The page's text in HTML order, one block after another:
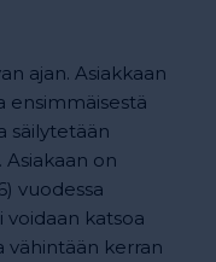
ajan. Asiakkaan
ensimmäisestä
säilytetään
Asiakaan on
vuodessa
voidaan katsoa
vähintään kerran